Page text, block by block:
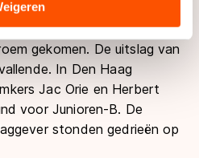
gegevens doorgeven aan
de VS, waar mogelijk geen
geldt volgens de GDPR.
stemt u in met deze
vindt u in ons
cookiebeleid
zijn vooral in een andere
gekomen. De uitslag van
In Den Haag
Jac Orie en Herbert
voor Junioren-B. De
stonden gedrieën op